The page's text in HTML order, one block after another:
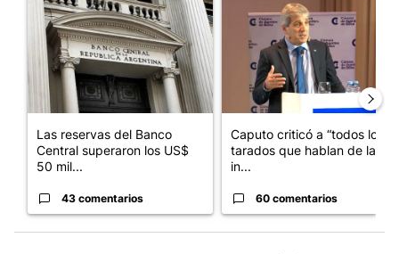
Las reservas del Banco
Central superaron los US$
50 mil...
43 comentarios
Caputo criticó a “todos los
tarados que hablan de la
in...
60 comentarios